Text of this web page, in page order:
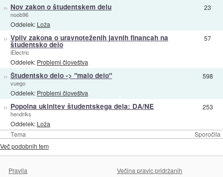
Tema Sporočila
» Nov zakon o študentskem delu
noob96
Oddelek: Loža
23
» Vpliv zakona o uravnoteženih javnih financah na
študentsko delo
iElectric
Oddelek: Problemi človeštva
57
» Študentsko delo -> "malo delo"
vuego
Oddelek: Problemi človeštva
598
» Popolna ukinitev študentskega dela: DA/NE
hendriks
Oddelek: Loža
253
Več podobnih tem
Pravila Večina pravic pridržanih